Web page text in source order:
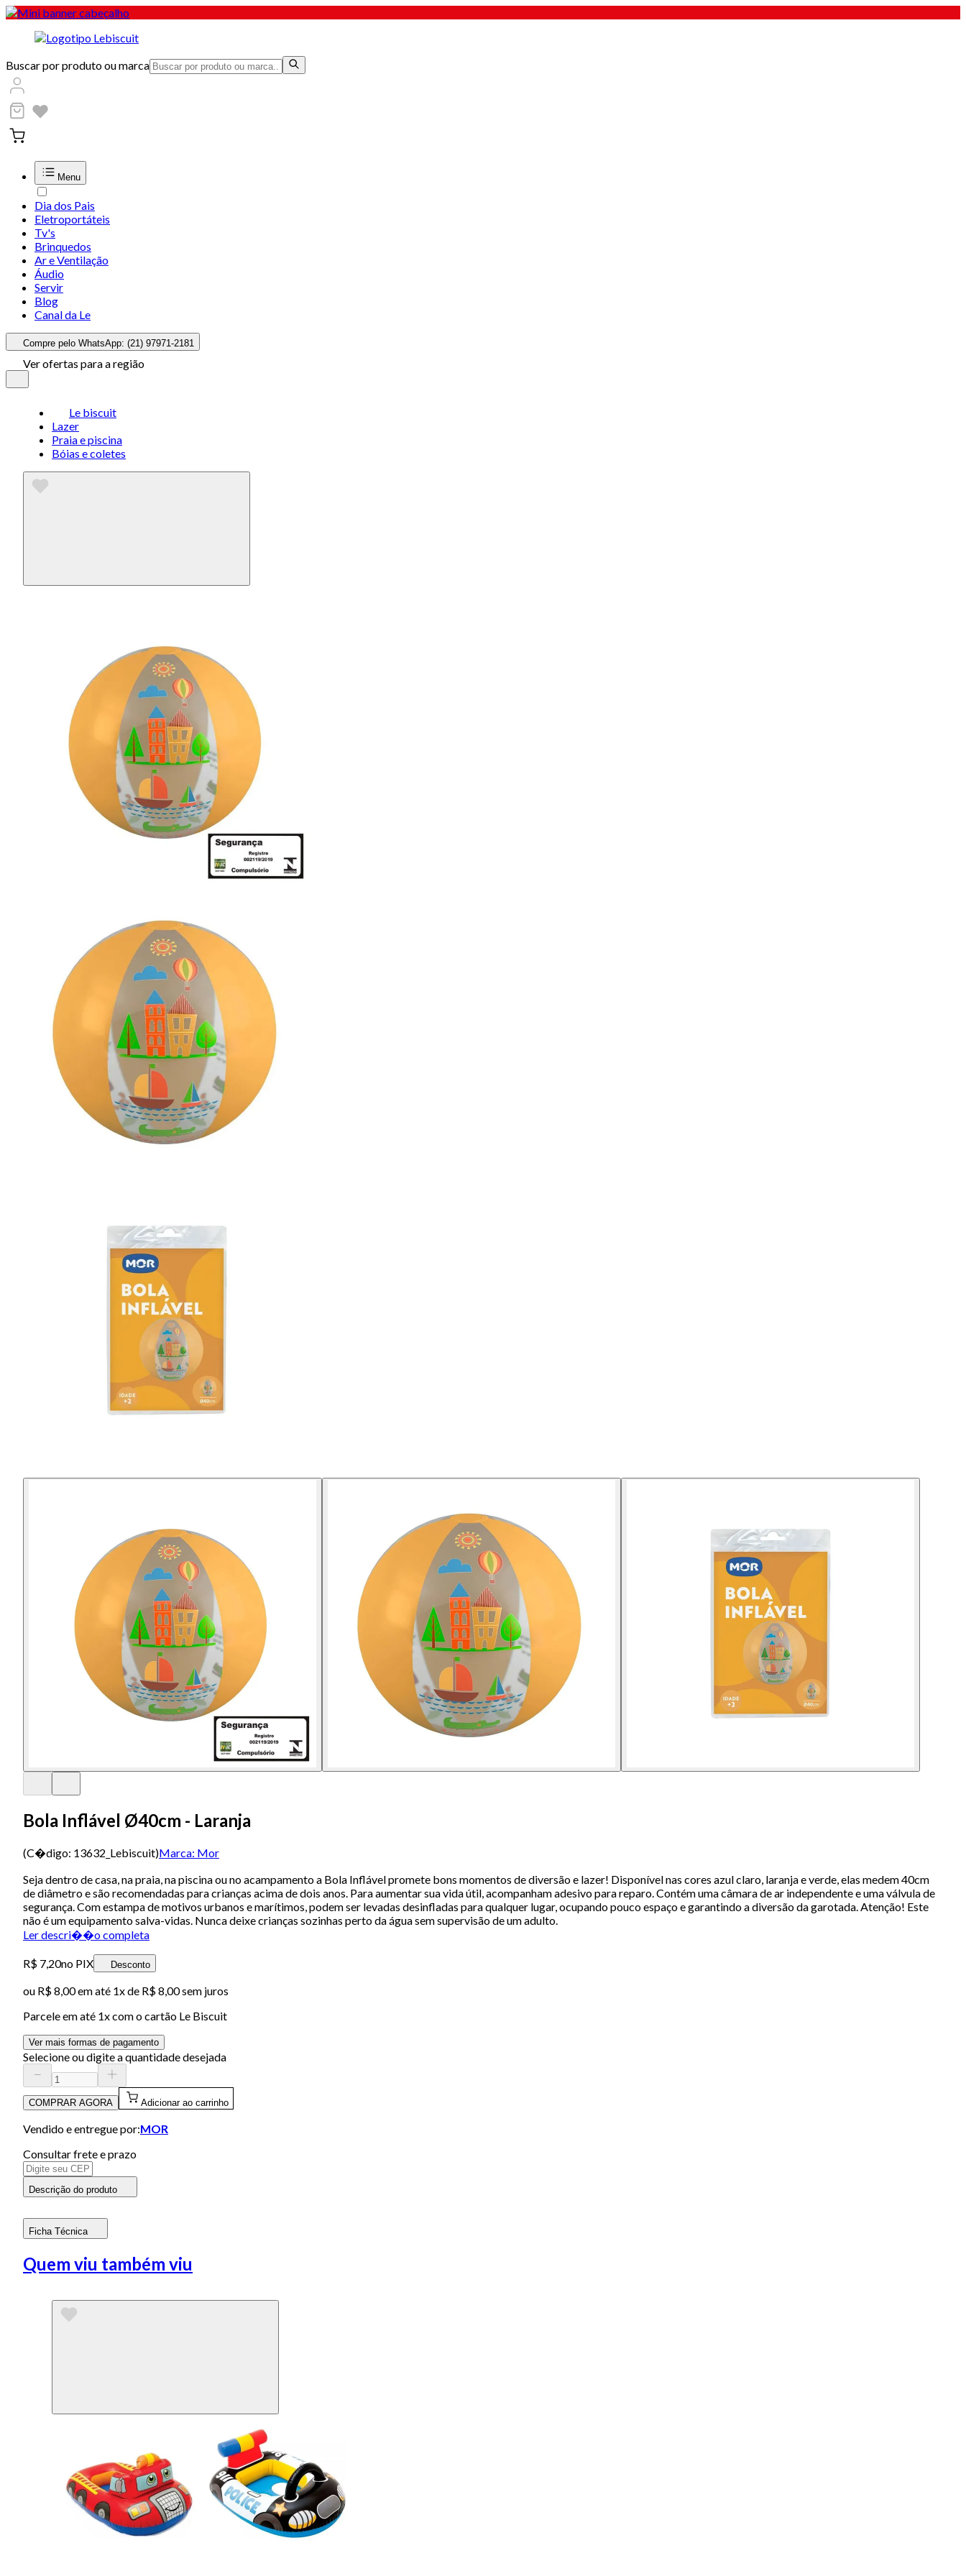
Buscar por produto ou marca
Menu
Dia dos Pais
Eletroportáteis
Tv's
Brinquedos
Ar e Ventilação
Áudio
Servir
Blog
Canal da Le
Compre pelo WhatsApp: (21) 97971-2181
Ver ofertas para a região
Le biscuit
Lazer
Praia e piscina
Bóias e coletes
Bola Inflável Ø40cm - Laranja
(C�digo: 13632_Lebiscuit)Marca: Mor
Seja dentro de casa, na praia, na piscina ou no acampamento a Bola Inflável promete bons momentos de diversão e lazer! Disponível nas cores azul claro, laranja e verde, elas medem 40cm
de diâmetro e são recomendadas para crianças acima de dois anos. Para aumentar sua vida útil, acompanham adesivo para reparo. Contém uma câmara de ar independente e uma válvula de
segurança. Com estampa de motivos urbanos e marítimos, podem ser levadas desinfladas para qualquer lugar, ocupando pouco espaço e garantindo a diversão da garotada. Atenção! Este
não é um equipamento salva-vidas. Nunca deixe crianças sozinhas perto da água sem supervisão de um adulto.
Ler descri��o completa
R$ 7,20no PIX Desconto
ou R$ 8,00em até 1x de R$ 8,00sem juros
Parcele em até 1x com o cartão Le Biscuit
Ver mais formas de pagamento
Selecione ou digite a quantidade desejada
COMPRAR AGORA Adicionar ao carrinho
Vendido e entregue por:MOR
Consultar frete e prazo
Descrição do produto
Ficha Técnica
Quem viu também viu